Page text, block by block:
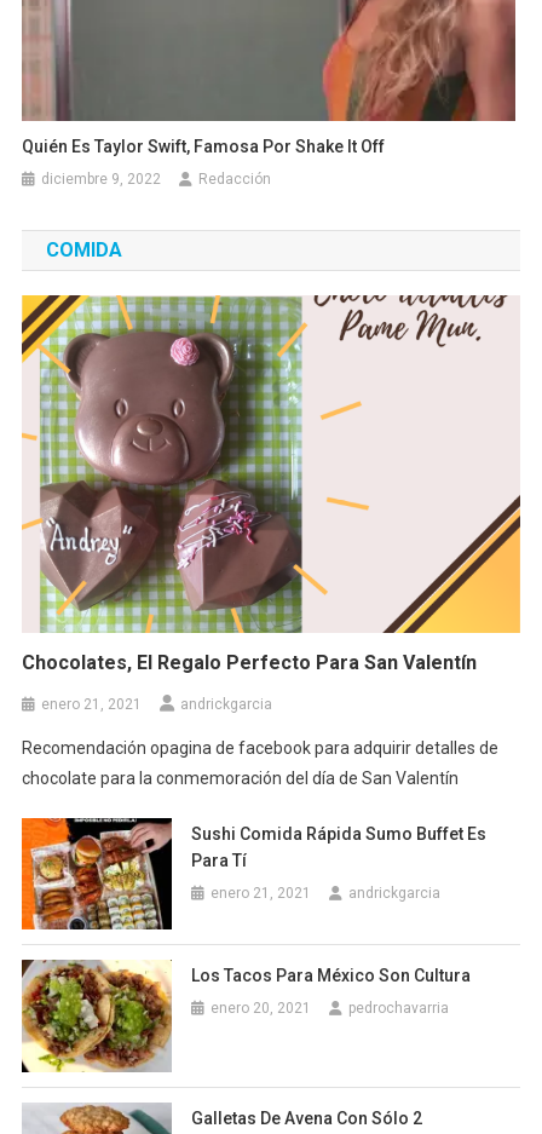
Quién Es Taylor Swift, Famosa Por Shake It Off
diciembre 9, 2022 Redacción
COMIDA
Chocolates, El Regalo Perfecto Para San Valentín
enero 21, 2021 andrickgarcia
Recomendación opagina de facebook para adquirir detalles de
chocolate para la conmemoración del día de San Valentín
Sushi Comida Rápida Sumo Buffet Es
Para Tí
enero 21, 2021 andrickgarcia
Los Tacos Para México Son Cultura
enero 20, 2021 pedrochavarria
Galletas De Avena Con Sólo 2